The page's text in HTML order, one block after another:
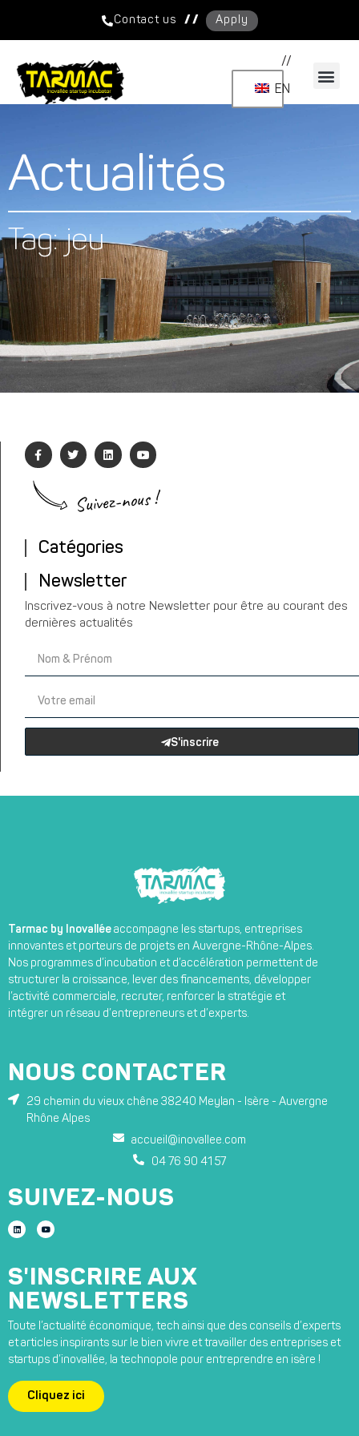
Contact us / / Apply
//
EN
Actualités
Tag: jeu
Suivez-nous !
Catégories
Newsletter
Inscrivez-vous à notre Newsletter pour être au courant des
dernières actualités
S'inscrire
Tarmac by Inovallée accompagne les startups, entreprises
innovantes et porteurs de projets en Auvergne-Rhône-Alpes.
Nos programmes d’incubation et d’accélération permettent de
structurer la croissance, lever des financements, développer
l’activité commerciale, recruter, renforcer la stratégie et
intégrer un réseau d’entrepreneurs et d’experts.
NOUS CONTACTER
29 chemin du vieux chêne 38240 Meylan - Isère - Auvergne
Rhône Alpes
accueil@inovallee.com
04 76 90 41 57
SUIVEZ-NOUS
S'INSCRIRE AUX
NEWSLETTERS
Toute l’actualité économique, tech ainsi que des conseils d’experts
et articles inspirants sur le bien vivre et travailler des entreprises et
startups d’inovallée, la technopole pour entreprendre en isère !
Cliquez ici